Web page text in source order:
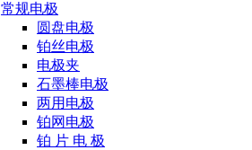
常规电极
圆盘电极
铂丝电极
电极夹
石墨棒电极
两用电极
铂网电极
铂 片 电 极